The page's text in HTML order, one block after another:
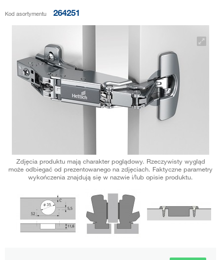
Kod asortymentu 264251
Zdjęcia produktu mają charakter poglądowy. Rzeczywisty wygląd
może odbiegać od prezentowanego na zdjęciach. Faktyczne parametry
wykończenia znajdują się w nazwie i/lub opisie produktu.